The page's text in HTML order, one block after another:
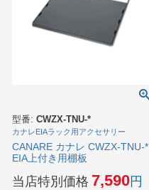
型番: CWZX-TNU-*
カナレEIAラック用アクセサリー
CANARE カナレ CWZX-TNU-*
EIA上付き用棚板
当店特別価格 7,590